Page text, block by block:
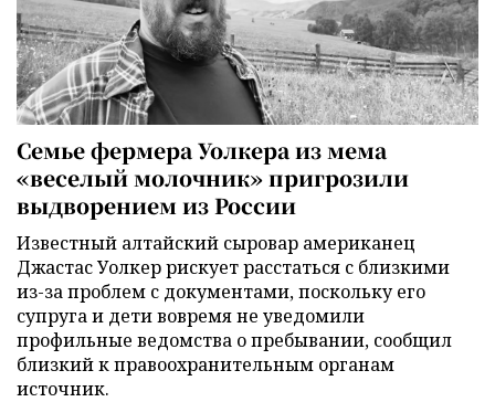
Семье фермера Уолкера из мема
«веселый молочник» пригрозили
выдворением из России
Известный алтайский сыровар американец
Джастас Уолкер рискует расстаться с близкими
из-за проблем с документами, поскольку его
супруга и дети вовремя не уведомили
профильные ведомства о пребывании, сообщил
близкий к правоохранительным органам
источник.